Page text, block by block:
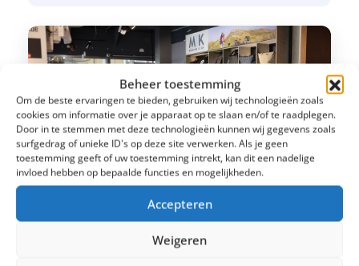
Beheer toestemming
Om de beste ervaringen te bieden, gebruiken wij technologieën zoals
cookies om informatie over je apparaat op te slaan en/of te raadplegen.
Door in te stemmen met deze technologieën kunnen wij gegevens zoals
surfgedrag of unieke ID's op deze site verwerken. Als je geen
toestemming geeft of uw toestemming intrekt, kan dit een nadelige
invloed hebben op bepaalde functies en mogelijkheden.
Accepteren
Weigeren